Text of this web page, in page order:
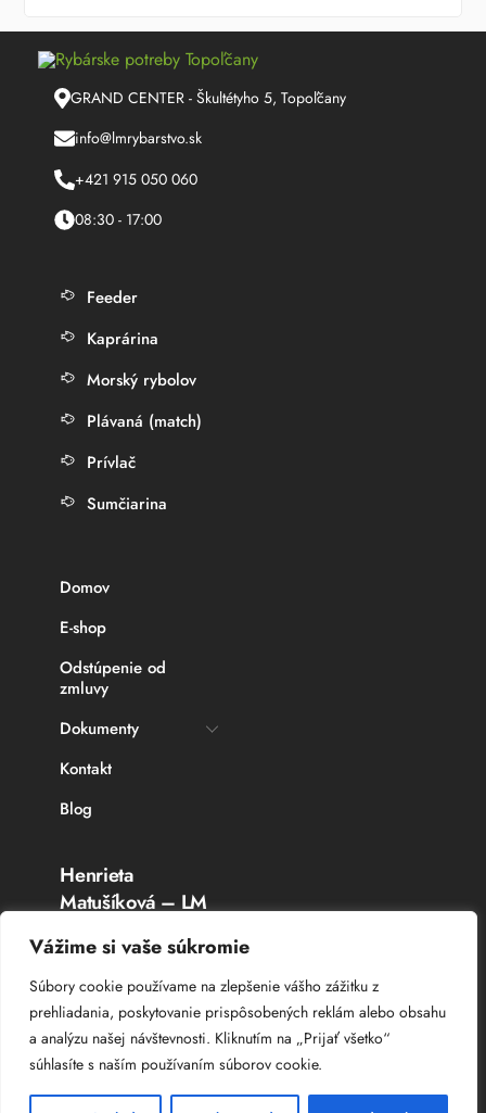
Vážime si vaše súkromie
Súbory cookie používame na zlepšenie vášho zážitku z
prehliadania, poskytovanie prispôsobených reklám alebo obsahu
a analýzu našej návštevnosti. Kliknutím na „Prijať všetko“
súhlasíte s naším používaním súborov cookie.
GRAND CENTER - Škultétyho 5, Topoľčany
info@lmrybarstvo.sk
+421 915 050 060
08:30 - 17:00
Feeder
Kaprárina
Morský rybolov
Plávaná (match)
Prívlač
Sumčiarina
Domov
E-shop
Odstúpenie od
zmluvy
Dokumenty
Kontakt
Blog
Henrieta
Matušíková – LM
Rybárske potreby
Topoľčany
IČO: 336 764 53
DIČ: 102 044 8385